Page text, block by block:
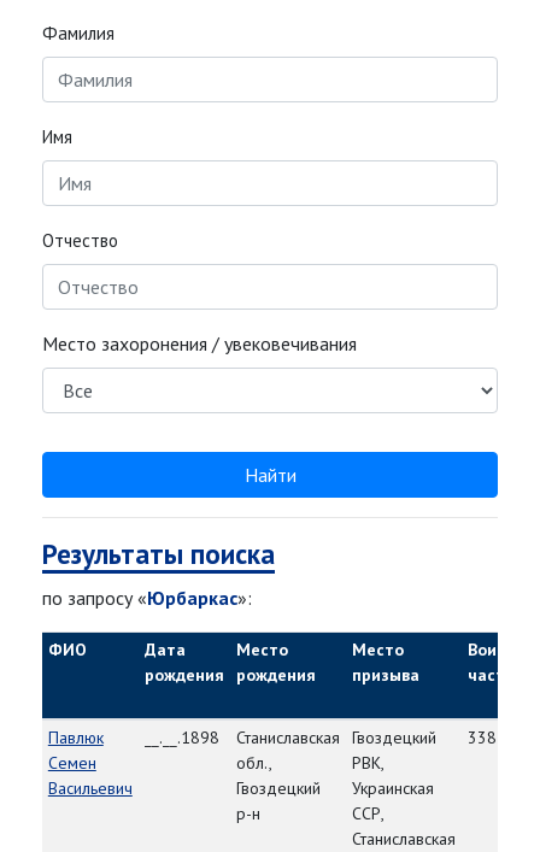
Фамилия
Имя
Отчество
Место захоронения / увековечивания
Найти
Результаты поиска
по запросу «Юрбаркас»:
ФИО
Дата
рождения
Место
рождения
Место
призыва
часть
Павлюк
Семен
Васильевич
__.__.1898
Станиславская
обл.,
Гвоздецкий
р-н
Гвоздецкий
РВК,
Украинская
ССР,
Станиславская
338 сд